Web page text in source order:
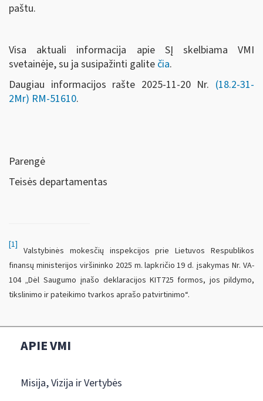
paštu.
Visa aktuali informacija apie SĮ skelbiama VMI
svetainėje, su ja susipažinti galite čia.
Daugiau informacijos rašte 2025-11-20 Nr. (18.2-31-
2Mr) RM-51610.
Parengė
Teisės departamentas
[1]
Valstybinės mokesčių inspekcijos prie Lietuvos Respublikos
finansų ministerijos viršininko 2025 m. lapkričio 19 d. įsakymas Nr. VA-
104 „Dėl Saugumo įnašo deklaracijos KIT725 formos, jos pildymo,
tikslinimo ir pateikimo tvarkos aprašo patvirtinimo“.
APIE VMI
Misija, Vizija ir Vertybės